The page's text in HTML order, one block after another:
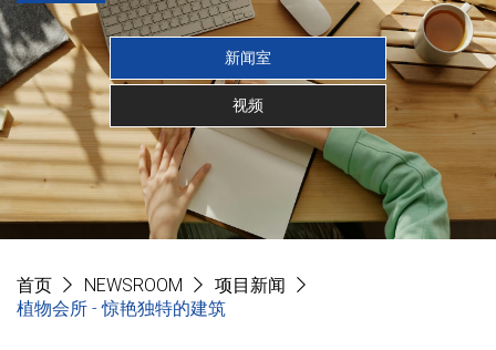
新闻室
视频
首页 NEWSROOM
项目新闻
植物会所 - 惊艳独特的建筑